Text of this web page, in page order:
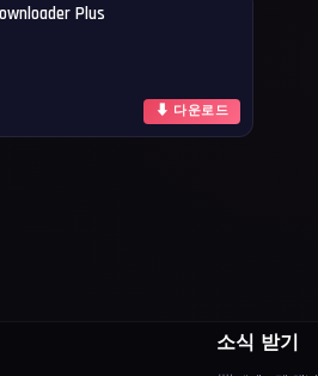
Plus
⬇ 다운로드
소식 받기